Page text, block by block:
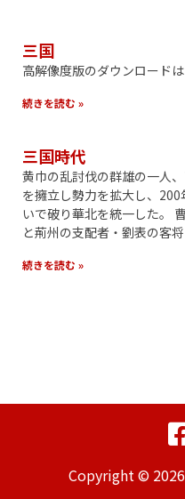
三国
高解像度版のダウンロード
続きを読む »
三国時代
黄巾の乱討伐の群雄の一人
を擁立し勢力を拡大し、
いで破り華北を統一した。
と荊州の支配者・劉表の客
続きを読む »
Copyright ©